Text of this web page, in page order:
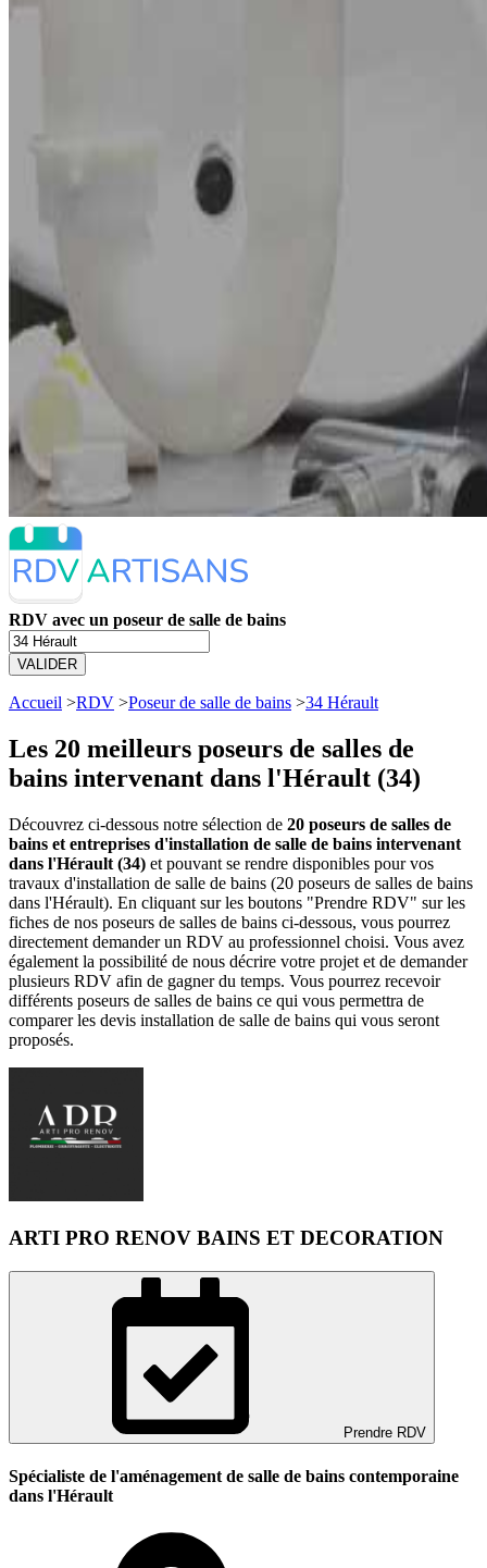
RDV avec un poseur de salle de bains
VALIDER
Accueil >RDV >Poseur de salle de bains >34 Hérault
Les 20 meilleurs poseurs de salles de
bains intervenant dans l'Hérault (34)
Découvrez ci-dessous notre sélection de 20 poseurs de salles de
bains et entreprises d'installation de salle de bains intervenant
dans l'Hérault (34) et pouvant se rendre disponibles pour vos
travaux d'installation de salle de bains (20 poseurs de salles de bains
dans l'Hérault). En cliquant sur les boutons "Prendre RDV" sur les
fiches de nos poseurs de salles de bains ci-dessous, vous pourrez
directement demander un RDV au professionnel choisi. Vous avez
également la possibilité de nous décrire votre projet et de demander
plusieurs RDV afin de gagner du temps. Vous pourrez recevoir
différents poseurs de salles de bains ce qui vous permettra de
comparer les devis installation de salle de bains qui vous seront
proposés.
ARTI PRO RENOV BAINS ET DECORATION
Prendre RDV
Spécialiste de l'aménagement de salle de bains contemporaine
dans l'Hérault